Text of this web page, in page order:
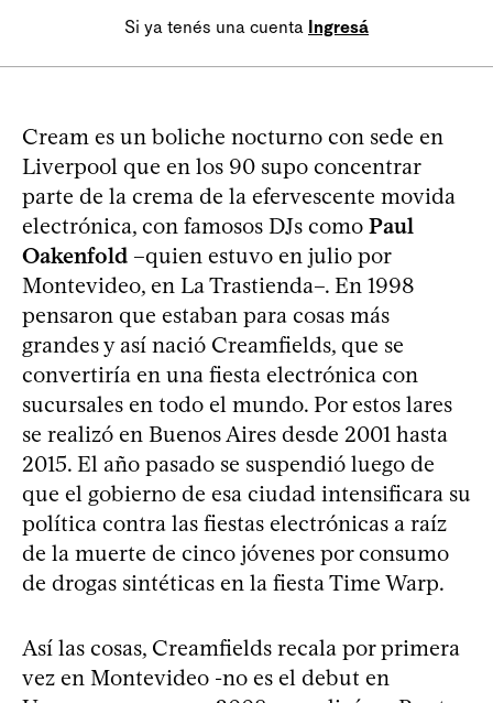
Si ya tenés una cuenta Ingresá
Cream es un boliche nocturno con sede en
Liverpool que en los 90 supo concentrar
parte de la crema de la efervescente movida
electrónica, con famosos DJs como Paul
Oakenfold –quien estuvo en julio por
Montevideo, en La Trastienda–. En 1998
pensaron que estaban para cosas más
grandes y así nació Creamfields, que se
convertiría en una fiesta electrónica con
sucursales en todo el mundo. Por estos lares
se realizó en Buenos Aires desde 2001 hasta
2015. El año pasado se suspendió luego de
que el gobierno de esa ciudad intensificara su
política contra las fiestas electrónicas a raíz
de la muerte de cinco jóvenes por consumo
de drogas sintéticas en la fiesta Time Warp.
Así las cosas, Creamfields recala por primera
vez en Montevideo -no es el debut en